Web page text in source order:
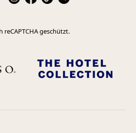
reCAPTCHA geschützt.